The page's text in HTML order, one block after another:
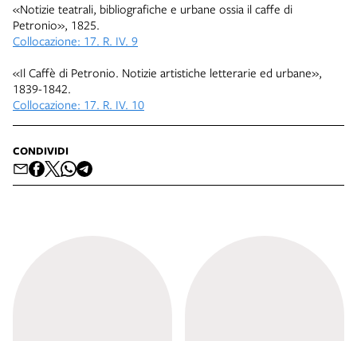
«Notizie teatrali, bibliografiche e urbane ossia il caffe di
Petronio», 1825.
Collocazione: 17. R. IV. 9
«Il Caffè di Petronio. Notizie artistiche letterarie ed urbane»,
1839-1842.
Collocazione: 17. R. IV. 10
CONDIVIDI